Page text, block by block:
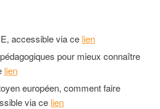
accessible via ce lien
pour mieux connaître
lien
européen, comment faire
via ce lien